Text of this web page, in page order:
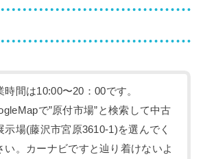
時間は10:00〜20：00です。
で”原付市場”と検索して中古
示場(藤沢市宮原3610-1)を選んでく
い。カーナビですと辿り着けないよ